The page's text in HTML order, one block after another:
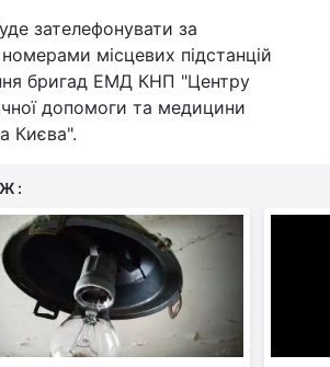
зателефонувати за
місцевих підстанцій
бригад ЕМД КНП "Центру
допомоги та медицини
Києва".